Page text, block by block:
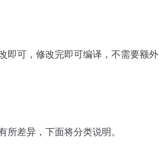
即可，修改完即可编译，不需要额外
差异，下面将分类说明。